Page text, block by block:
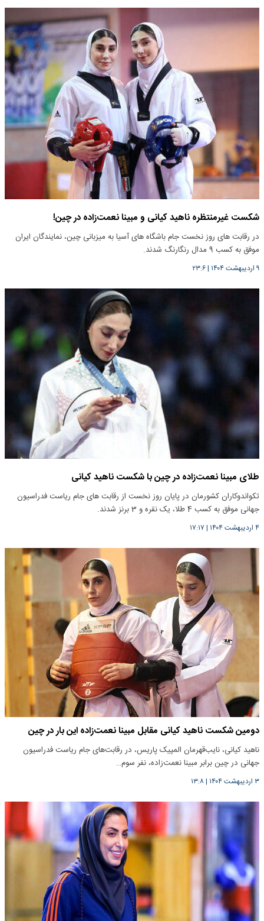
شکست غیرمنتظره ناهید کیانی و مبینا نعمت‌زاده در چین!
در رقابت های روز نخست جام باشگاه های آسیا به میزبانی چین، نمایندگان ایران
موفق به کسب 9 مدال رنگارنگ شدند.
۹ اردیبهشت ۱۴۰۴ |۲۳:۶
طلای مبینا نعمت‌زاده در چین با شکست ناهید کیانی
تکواندوکاران کشورمان در پایان روز نخست از رقابت های جام ریاست فدراسیون
جهانی موفق به کسب 4 طلا، یک نقره و 3 برنز شدند.
۴ اردیبهشت ۱۴۰۴ | ۱۷:۱۷
دومین شکست ناهید کیانی مقابل مبینا نعمت‌زاده این بار در چین
ناهید کیانی، نایب‌قهرمان المپیک پاریس، در رقابت‌های جام ریاست فدراسیون
جهانی در چین برابر مبینا نعمت‌زاده، نفر سوم…
۳ اردیبهشت ۱۴۰۴ |۱۳:۸